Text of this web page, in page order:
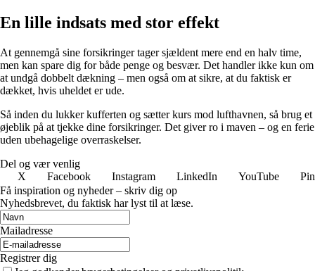
En lille indsats med stor effekt
At gennemgå sine forsikringer tager sjældent mere end en halv time,
men kan spare dig for både penge og besvær. Det handler ikke kun om
at undgå dobbelt dækning – men også om at sikre, at du faktisk er
dækket, hvis uheldet er ude.
Så inden du lukker kufferten og sætter kurs mod lufthavnen, så brug et
øjeblik på at tjekke dine forsikringer. Det giver ro i maven – og en ferie
uden ubehagelige overraskelser.
Del og vær venlig
X
Facebook Instagram LinkedIn YouTube
Få inspiration og nyheder – skriv dig op
Nyhedsbrevet, du faktisk har lyst til at læse.
Mailadresse
Registrer dig